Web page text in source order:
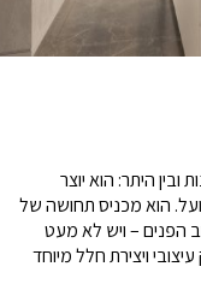
היתר: הוא יוצר
הוא מכניס תחושה של
הפנים – ויש לא מעט
ויצירת חלל מיוחד